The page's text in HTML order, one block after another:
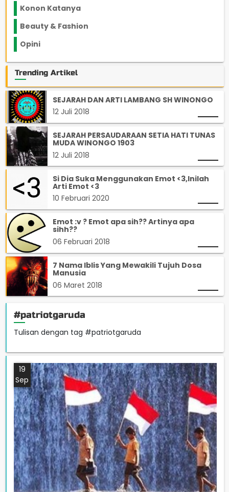
Konon Katanya
Beauty & Fashion
Opini
Trending Artikel
SEJARAH DAN ARTI LAMBANG SH WINONGO
12 Juli 2018
SEJARAH PERSAUDARAAN SETIA HATI TUNAS
MUDA WINONGO 1903
12 Juli 2018
Si Dia Suka Menggunakan Emot <3,Inilah
Arti Emot <3
10 Februari 2020
Emot :v ? Emot apa sih?? Artinya apa
sihh??
06 Februari 2018
7 Nama Iblis Yang Mewakili Tujuh Dosa
Manusia
06 Maret 2018
#patriotgaruda
Tulisan dengan tag #patriotgaruda
19
Sep